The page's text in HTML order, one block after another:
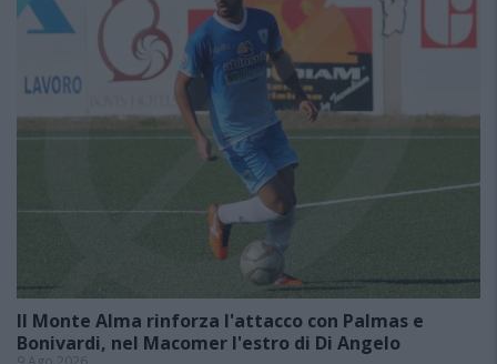
Il Monte Alma rinforza l'attacco con Palmas e
Bonivardi, nel Macomer l'estro di Di Angelo